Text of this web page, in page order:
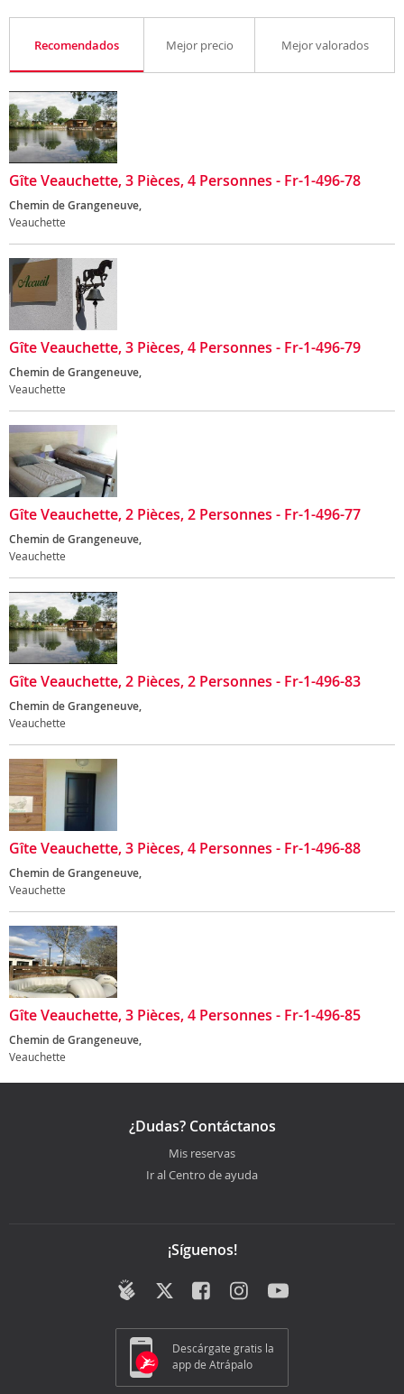
Recomendados Mejor precio Mejor valorados
Gîte Veauchette, 3 Pièces, 4 Personnes - Fr-1-496-78
Chemin de Grangeneuve,
Veauchette
Gîte Veauchette, 3 Pièces, 4 Personnes - Fr-1-496-79
Chemin de Grangeneuve,
Veauchette
Gîte Veauchette, 2 Pièces, 2 Personnes - Fr-1-496-77
Chemin de Grangeneuve,
Veauchette
Gîte Veauchette, 2 Pièces, 2 Personnes - Fr-1-496-83
Chemin de Grangeneuve,
Veauchette
Gîte Veauchette, 3 Pièces, 4 Personnes - Fr-1-496-88
Chemin de Grangeneuve,
Veauchette
Gîte Veauchette, 3 Pièces, 4 Personnes - Fr-1-496-85
Chemin de Grangeneuve,
Veauchette
¿Dudas? Contáctanos
Mis reservas
Ir al Centro de ayuda
¡Síguenos!
Descárgate gratis la
app de Atrápalo